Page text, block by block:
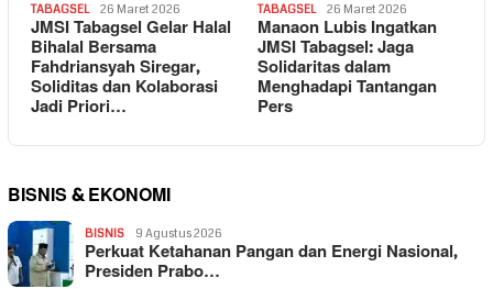
TABAGSEL 26 Maret 2026
JMSI Tabagsel Gelar Halal
Bihalal Bersama
Fahdriansyah Siregar,
Soliditas dan Kolaborasi
Jadi Priori…
TABAGSEL 26 Maret 2026
Manaon Lubis Ingatkan
JMSI Tabagsel: Jaga
Solidaritas dalam
Menghadapi Tantangan
Pers
BISNIS & EKONOMI
BISNIS 9 Agustus 2026
Perkuat Ketahanan Pangan dan Energi Nasional,
Presiden Prabo…